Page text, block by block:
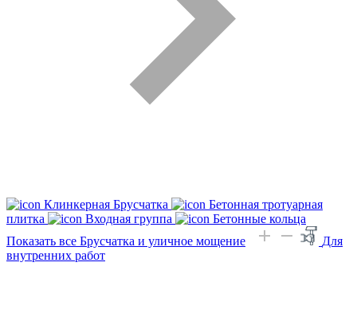
Клинкерная Брусчатка
Бетонная тротуарная
плитка
Входная группа
Бетонные кольца
Показать все Брусчатка и уличное мощение
Для
внутренних работ